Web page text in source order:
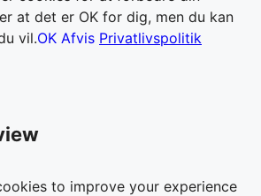
at det er OK for dig, men du kan
vil.OK Afvis Privatlivspolitik
to improve your experience